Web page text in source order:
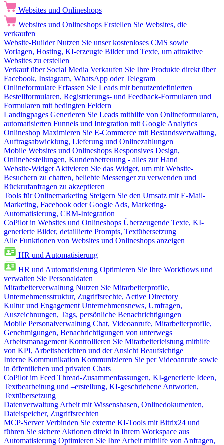
Websites und Onlineshops
Websites und Onlineshops Erstellen Sie Websites, die
verkaufen
Website-Builder Nutzen Sie unser kostenloses CMS sowie
Vorlagen, Hosting, KI-erzeugte Bilder und Texte, um attraktive
Websites zu erstellen
Verkauf über Social Media Verkaufen Sie Ihre Produkte direkt über
Facebook, Instagram, WhatsApp oder Telegram
Onlineformulare Erfassen Sie Leads mit benutzerdefinierten
Bestellformularen, Registrierungs- und Feedback-Formularen und
Formularen mit bedingten Feldern
Landingpages Generieren Sie Leads mithilfe von Onlineformularen,
automatisierten Funnels und Integration mit Google Analytics
Onlineshop Maximieren Sie E-Commerce mit Bestandsverwaltung,
Auftragsabwicklung, Lieferung und Onlinezahlungen
Mobile Websites und Onlineshops Responsives Design,
Onlinebestellungen, Kundenbetreuung - alles zur Hand
Website-Widget Aktivieren Sie das Widget, um mit Website-
Besuchern zu chatten, beliebte Messenger zu verwenden und
Rückrufanfragen zu akzeptieren
Tools für Onlinemarketing Steigern Sie den Umsatz mit E-Mail-
Marketing, Facebook oder Google Ads, Marketing-
Automatisierung, CRM-Integration
CoPilot in Websites und Onlineshops Überzeugende Texte, KI-
generierte Bilder, detaillierte Prompts, Textübersetzung
Alle Funktionen von Websites und Onlineshops anzeigen
HR und Automatisierung
HR und Automatisierung Optimieren Sie Ihre Workflows und
verwalten Sie Personaldaten
Mitarbeiterverwaltung Nutzen Sie Mitarbeiterprofile,
Unternehmensstruktur, Zugriffsrechte, Active Directory
Kultur und Engagement Unternehmensnews, Umfragen,
Auszeichnungen, Tags, persönliche Benachrichtigungen
Mobile Personalverwaltung Chat, Videoanrufe, Mitarbeiterprofile,
Genehmigungen, Benachrichtigungen von unterwegs
Arbeitsmanagement Kontrollieren Sie Mitarbeiterleistung mithilfe
von KPI, Arbeitsberichten und der Ansicht Beaufsichtige
Interne Kommunikation Kommunizieren Sie per Videoanrufe sowie
in öffentlichen und privaten Chats
CoPilot im Feed Thread-Zusammenfassungen, KI-generierte Ideen,
Textbearbeitung und –erstellung, KI-geschriebene Antworten,
Textübersetzung
Datenverwaltung Arbeit mit Wissensbasen, Onlinedokumenten,
Dateispeicher, Zugriffsrechten
MCP-Server Verbinden Sie externe KI-Tools mit Bitrix24 und
führen Sie sichere Aktionen direkt in Ihrem Workspace aus
Automatisierung Optimieren Sie Ihre Arbeit mithilfe von Anfragen,